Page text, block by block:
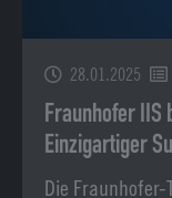
28.01.2025
Fraunhofer IIS
Einzigartiger
Die